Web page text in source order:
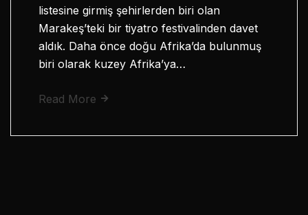
listesine girmiş şehirlerden biri olan
Marakeş’teki bir tiyatro festivalinden davet
aldık. Daha önce doğu Afrika’da bulunmuş
biri olarak kuzey Afrika’ya…
Read More